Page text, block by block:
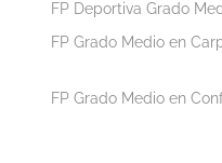
FP Deportiva Grado
FP Grado Medio en
FP Grado Medio en